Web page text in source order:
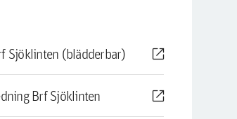
Sjöklinten (blädderbar) open_in_new
Brf Sjöklinten open_in_new